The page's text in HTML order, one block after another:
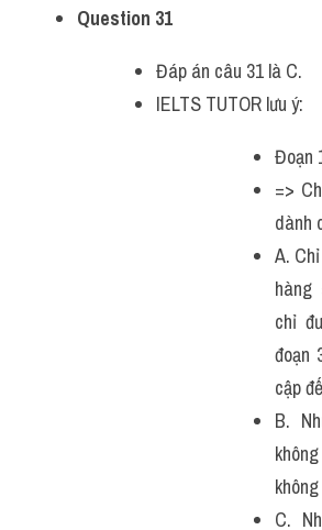
Question 31
Đáp án câu 31 là C.
IELTS TUTOR lưu ý:
Đoạn
=>
dành
A.
hàng
chỉ
đoạn
cập
B.
C.